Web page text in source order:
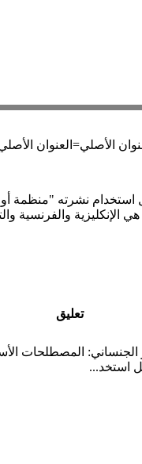
والفرنسية
تعليق
الجنساني: المصطلحات
استخد...